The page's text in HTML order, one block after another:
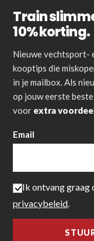
Train
10% korting.
Nieuwe vechtsport-
kooptips die
in je mailbox. Als
op jouw eerste
voor extra
Email
Ik ontvang graag
privacybeleid